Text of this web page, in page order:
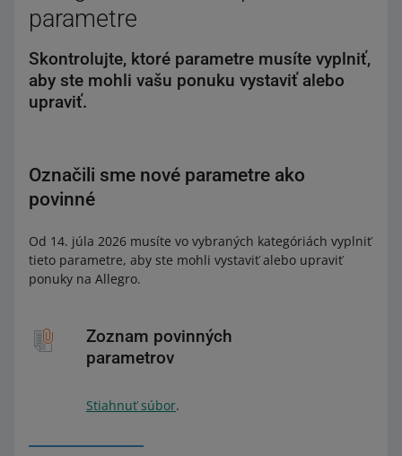
parametre
Skontrolujte, ktoré parametre musíte vyplniť,
aby ste mohli vašu ponuku vystaviť alebo
upraviť.
Označili sme nové parametre ako
povinné
Od 14. júla 2026 musíte vo vybraných kategóriách vyplniť
tieto parametre, aby ste mohli vystaviť alebo upraviť
ponuky na Allegro.
Zoznam povinných
parametrov
Stiahnuť súbor.